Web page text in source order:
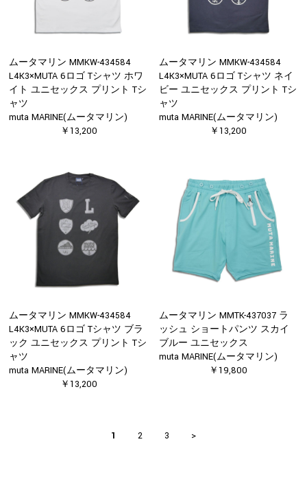
ムータマリン MMKW-434584
L4K3×MUTA 6ロゴ Tシャツ ホワ
イト ユニセックス プリント Tシ
ャツ
muta MARINE(ムータマリン)
￥13,200
ムータマリン MMKW-434584
L4K3×MUTA 6ロゴ Tシャツ ネイ
ビー ユニセックス プリント Tシ
ャツ
muta MARINE(ムータマリン)
￥13,200
ムータマリン MMKW-434584
L4K3×MUTA 6ロゴ Tシャツ ブラ
ック ユニセックス プリント Tシ
ャツ
muta MARINE(ムータマリン)
￥13,200
ムータマリン MMTK-437037 ラ
ッシュ ショートパンツ スカイ
ブルー ユニセックス
muta MARINE(ムータマリン)
￥19,800
1 2 3 >